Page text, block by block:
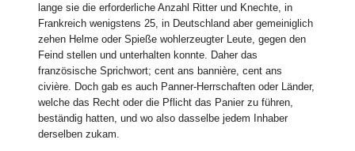
lange sie die erforderliche Anzahl Ritter und Knechte, in
Frankreich wenigstens 25, in Deutschland aber gemeiniglich
zehen Helme oder Spieße wohlerzeugter Leute, gegen den
Feind stellen und unterhalten konnte. Daher das
französische Sprichwort; cent ans bannière, cent ans
civière. Doch gab es auch Panner-Herrschaften oder Länder,
welche das Recht oder die Pflicht das Panier zu führen,
beständig hatten, und wo also dasselbe jedem Inhaber
derselben zukam.